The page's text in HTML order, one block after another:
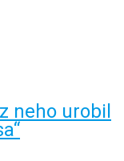
neho urobil